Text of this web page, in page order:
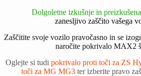
Dolgoletne izkušnje in
zanesljivo zaščito vašega
Zaščitite svoje vozilo pravočasno in se
naročite pokrivalo MAX2
Oglejte si tudi pokrivalo proti toči za ZS
toči za MG MG3 ter izberite pravo